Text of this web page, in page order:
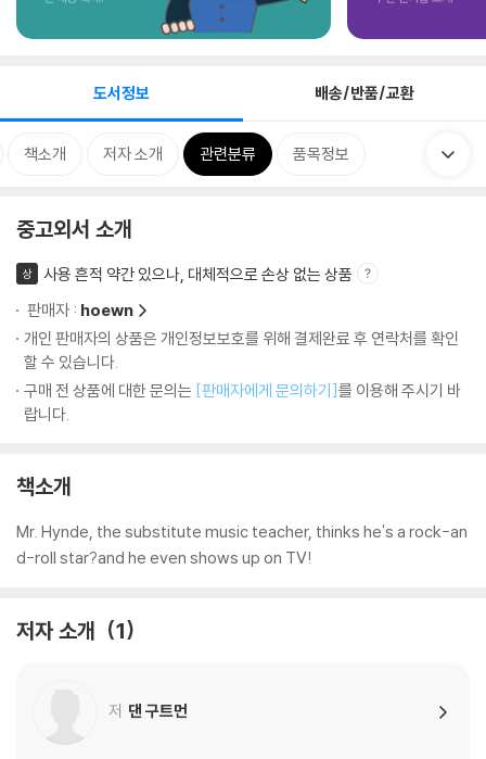
도서정보 배송/반품/교환
책소개 저자 소개 관련분류 품목정보
중고외서 소개
상
사용 흔적 약간 있으나, 대체적으로 손상 없는 상품
판매자 : hoewn
개인 판매자의 상품은 개인정보보호를 위해 결제완료 후 연락처를 확인
할 수 있습니다.
구매 전 상품에 대한 문의는 [판매자에게 문의하기]를 이용해 주시기 바
랍니다.
책소개
Mr. Hynde, the substitute music teacher, thinks he's a rock-an
d-roll star?and he even shows up on TV!
저자 소개 1
저 댄 구트먼